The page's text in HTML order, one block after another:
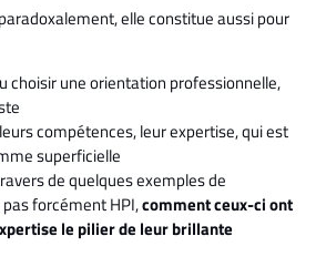
elle constitue aussi pour
choisir une orientation professionnelle,
compétences, leur expertise, qui est
superficielle
de quelques exemples de
forcément HPI,comment ceux-ci ont
le pilier de leur brillante